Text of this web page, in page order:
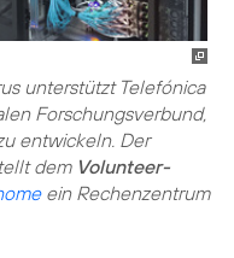
unterstützt Telefónica
Forschungsverbund,
entwickeln. Der
dem Volunteer-
ein Rechenzentrum